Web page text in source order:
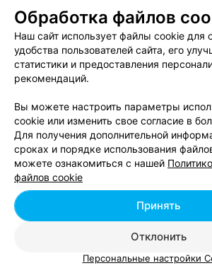
Курсы разработки мобильных
Могилеве
Курсы по созданию сайтов в Могилеве
Добавить
Добавить
Обработка файлов
Наш сайт использует файлы cookie для
удобства пользователей сайта, его
статистики и предоставления
рекомендаций.
Вы можете настроить параметры
cookie или изменить свое согласие в
Для получения дополнительной
сроках и порядке использования
можете ознакомиться с нашей
файлов cookie
Отклонить
Принять
Персональные настройки